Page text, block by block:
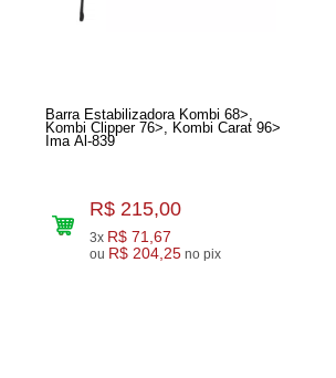
Barra Estabilizadora Kombi 68>,
Kombi Clipper 76>, Kombi Carat 96>
Ima Al-839
R$ 215,00
3x R$ 71,67
ou R$ 204,25 no pix